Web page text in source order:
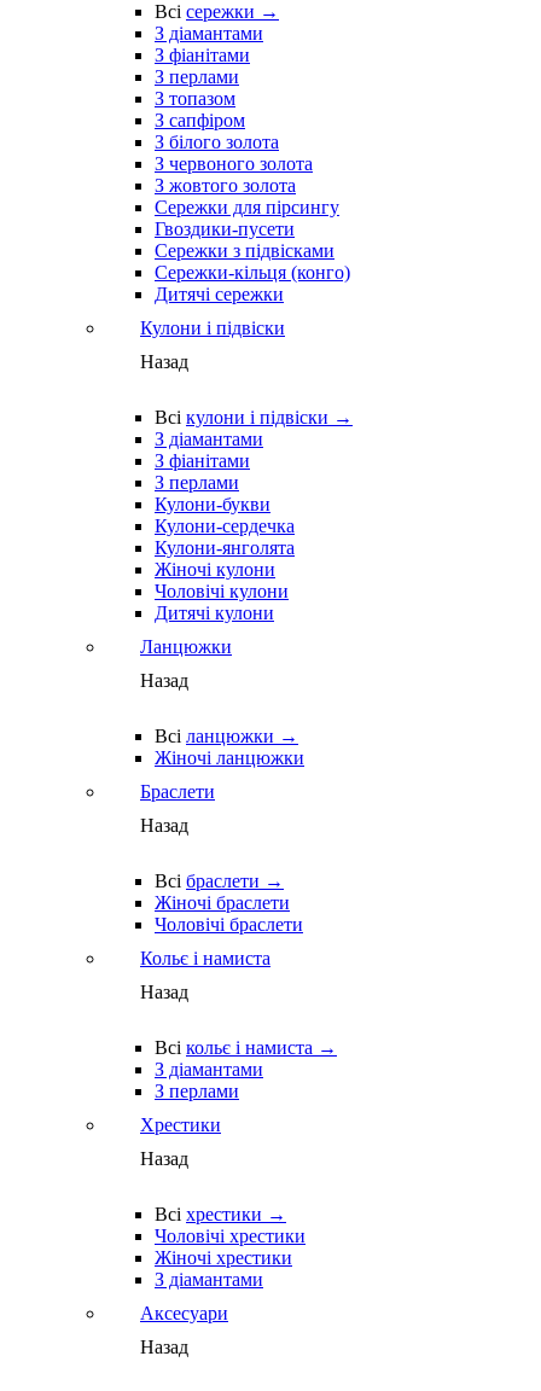
Всі сережки →
З діамантами
З фіанітами
З перлами
З топазом
З сапфіром
З білого золота
З червоного золота
З жовтого золота
Сережки для пірсингу
Гвоздики-пусети
Сережки з підвісками
Сережки-кільця (конго)
Дитячі сережки
Кулони і підвіски
Назад
Всі кулони і підвіски →
З діамантами
З фіанітами
З перлами
Кулони-букви
Кулони-сердечка
Кулони-янголята
Жіночі кулони
Чоловічі кулони
Дитячі кулони
Ланцюжки
Назад
Всі ланцюжки →
Жіночі ланцюжки
Браслети
Назад
Всі браслети →
Жіночі браслети
Чоловічі браслети
Кольє і намиста
Назад
Всі кольє і намиста →
З діамантами
З перлами
Хрестики
Назад
Всі хрестики →
Чоловічі хрестики
Жіночі хрестики
З діамантами
Аксесуари
Назад